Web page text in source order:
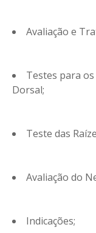
Avaliação e
Testes para
Dorsal;
Teste das
Avaliação do
Indicações;